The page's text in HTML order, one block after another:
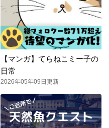
【マンガ】てらねこミー子の
日常
2026年05年09日更新